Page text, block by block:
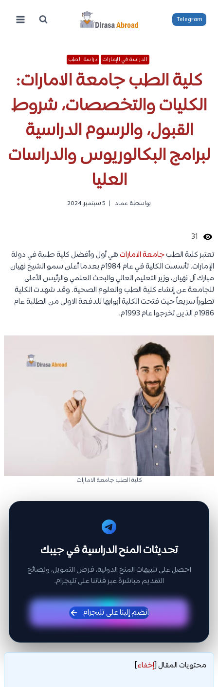
المحتوى
Telegram
الدراسة في الإمارات دراسة الطب
كلية الطب جامعة الامارات:
الكليات والتخصصات، شروط
القبول، والرسوم الدراسية
لبرامج البكالوريوس والدراسات
العليا
بواسطة عماد 5 سبتمبر، 2024
31
تعتبر كلية الطبجامعة الاماراتهي أول وأفضل كلية طبية في دولة
الإمارات. تأسست الكلية في عام 1984م بعدما أعلن سمو الشيخ نهيان
مبارك آل نهيان، وزير التعليم العالي والبحث العلمي والرئيس الأعلى
للجامعة عن إنشاء كلية الطب والعلوم الصحية. وقد شهدت الكلية
تطوراً سريعاً حيث فتحت الكلية أبوابها للدفعة الاولى من الطلبة عام
1986م الذين تخرجوا عام 1993م.
كلية الطب جامعة الامارات
تحديثات المنح الدراسية في جيبك
احصل على تنبيهات المنح الدولية، فرص التمويل، ونصائح
التقديم مباشرة عبر قناتنا على تليجرام.
انضم إلينا على تليجرام
محتويات المقال[إخفاء]